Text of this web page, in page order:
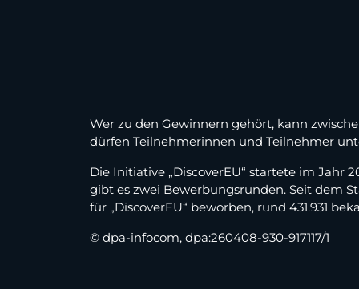
Wer zu den Gewinnern gehört, kann
dürfen Teilnehmerinnen und Teilnehmer
Die Initiative „DiscoverEU“ startete im Jahr
gibt es zwei Bewerbungsrunden. Seit dem
für „DiscoverEU“ beworben, rund 431.931
© dpa-infocom, dpa:260408-930-917117/1